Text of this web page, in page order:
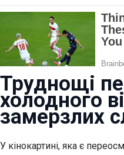
Труднощі
холодного
замерзлих
У кінокартині, яка є